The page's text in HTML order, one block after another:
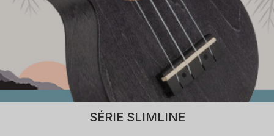
SÉRIE SLIMLINE